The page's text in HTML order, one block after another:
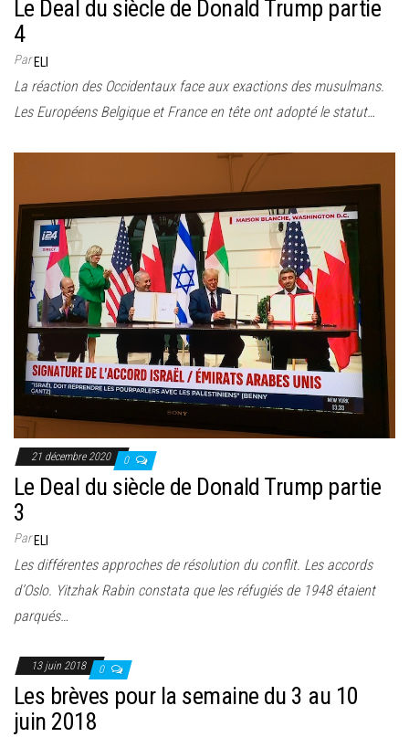
Le Deal du siècle de Donald Trump partie
4
ParELI
La réaction des Occidentaux face aux exactions des musulmans.
Les Européens Belgique et France en tête ont adopté le statut…
21 décembre 2020 0
Le Deal du siècle de Donald Trump partie
3
ParELI
Les différentes approches de résolution du conflit. Les accords
d’Oslo. Yitzhak Rabin constata que les réfugiés de 1948 étaient
parqués…
13 juin 2018 0
Les brèves pour la semaine du 3 au 10
juin 2018